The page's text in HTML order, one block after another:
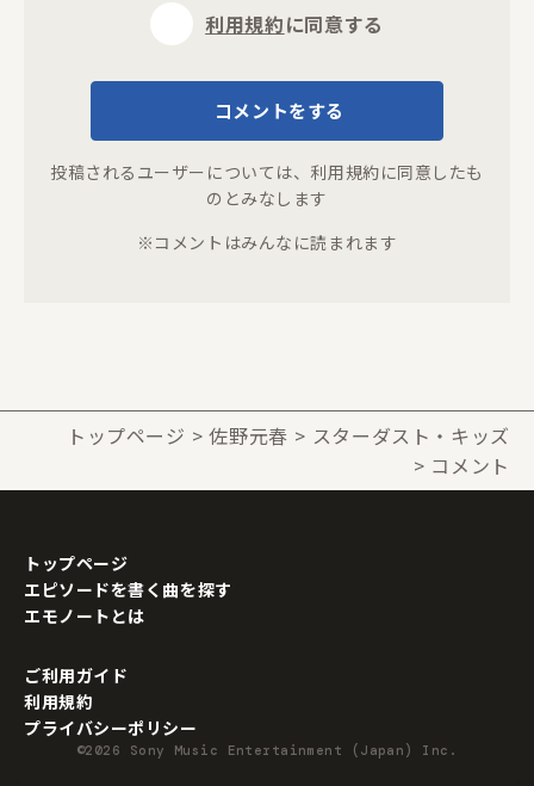
利用規約に同意する
コメントをする
投稿されるユーザーについては、 利用規約に同意したも
のとみなします
※コメントはみんなに読まれます
トップページ 佐野元春
スターダスト・キッズ
コメント
トップページ
エピソードを書く曲を探す
エモノートとは
ご利用ガイド
利用規約
プライバシーポリシー
©2026 Sony Music Entertainment (Japan) Inc.